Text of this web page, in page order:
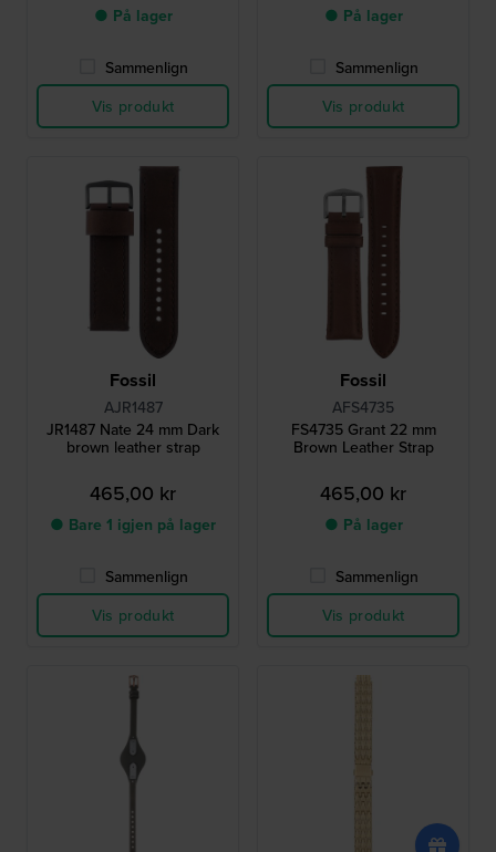
● På lager
Sammenlign
Vis produkt
● På lager
Sammenlign
Vis produkt
Fossil
AJR1487
JR1487 Nate 24 mm Dark
brown leather strap
465,00 kr
● Bare 1 igjen på lager
Sammenlign
Vis produkt
Fossil
AFS4735
FS4735 Grant 22 mm
Brown Leather Strap
465,00 kr
● På lager
Sammenlign
Vis produkt